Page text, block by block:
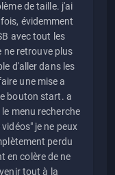
de taille. j'ai
évidemment
avec tout les
ne retrouve plus
d'aller dans les
une mise a
bouton start. a
menu recherche
je ne peux
perdu
en colère de ne
tout à la